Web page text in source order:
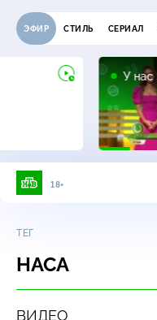
ЭФИР СТИЛЬ СЕРИАЛ
У
18+
ТЕГ
НАСА
ВИДЕО